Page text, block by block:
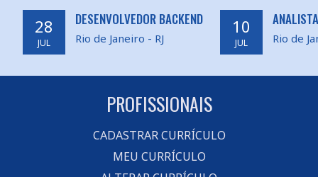
28
JUL
DESENVOLVEDOR BACKEND
Rio de Janeiro - RJ
10
JUL Rio de
PROFISSIONAIS
CADASTRAR CURRÍCULO
MEU CURRÍCULO